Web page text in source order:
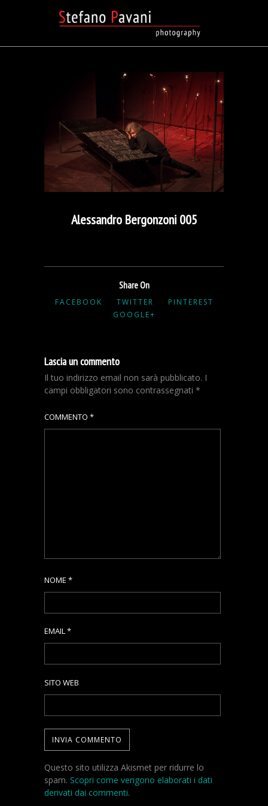
Alessandro Bergonzoni 005
Share On
FACEBOOK TWITTER
PINTEREST
GOOGLE+
Lascia un commento
Il tuo indirizzo email non sarà pubblicato. I
campi obbligatori sono contrassegnati *
COMMENTO *
NOME *
EMAIL*
SITO WEB
Questo sito utilizza Akismet per ridurre lo
spam. Scopri come vengono elaborati i dati
derivati dai commenti.